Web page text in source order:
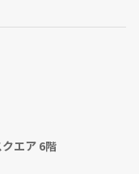
エア 6階